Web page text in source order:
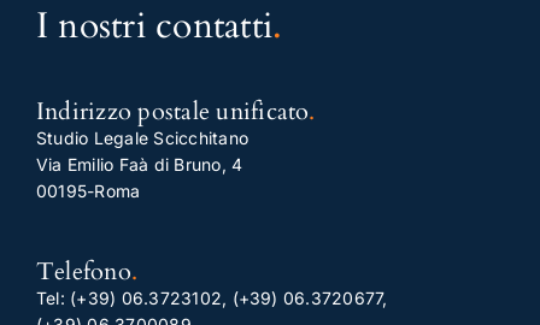
I nostri contatti.
Indirizzo postale unificato.
Studio Legale Scicchitano
Via Emilio Faà di Bruno, 4
00195-Roma
Telefono.
Tel: (+39) 06.3723102, (+39) 06.3720677,